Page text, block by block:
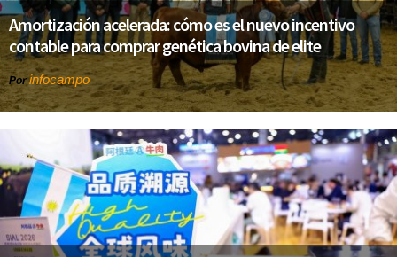
Amortización acelerada: cómo es el nuevo incentivo
contable para comprar genética bovina de elite
Porinfocampo